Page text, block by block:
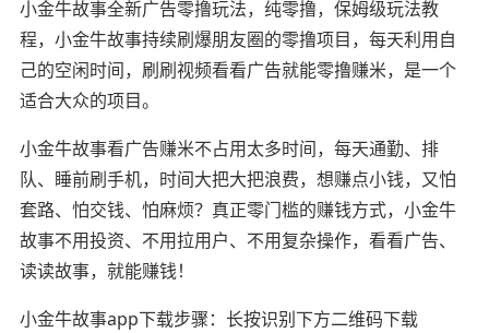
小金牛故事全新广告零撸玩法，纯零撸，保姆级玩法教
程，小金牛故事持续刷爆朋友圈的零撸项目，每天利用自
己的空闲时间，刷刷视频看看广告就能零撸赚米，是一个
适合大众的项目。
小金牛故事看广告赚米不占用太多时间，每天通勤、排
队、睡前刷手机，时间大把大把浪费，想赚点小钱，又怕
套路、怕交钱、怕麻烦？真正零门槛的赚钱方式，小金牛
故事不用投资、不用拉用户、不用复杂操作，看看广告、
读读故事，就能赚钱！
小金牛故事app下载步骤：长按识别下方二维码下载